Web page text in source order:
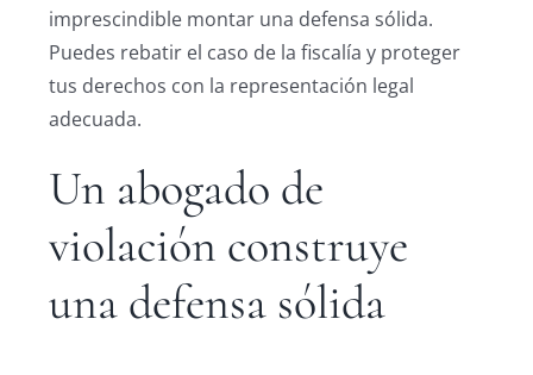
imprescindible montar una defensa sólida.
Puedes rebatir el caso de la fiscalía y proteger
tus derechos con la representación legal
adecuada.
Un abogado de
violación construye
una defensa sólida